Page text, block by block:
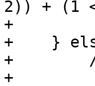
2)) + (1
+
+    }
+